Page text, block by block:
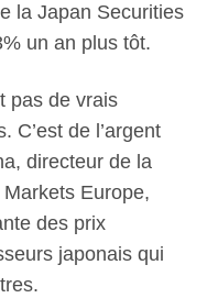
la Japan Securities
un an plus tôt.
pas de vrais
C’est de l’argent
directeur de la
Europe,
des prix
japonais qui